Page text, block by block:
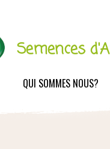
Semences
QUI SOMMES NOUS?